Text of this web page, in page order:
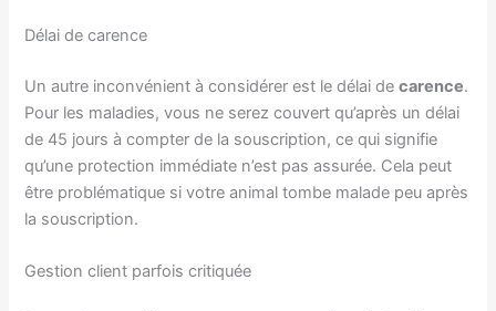
Délai de carence
Un autre inconvénient à considérer est le délai decarence.
Pour les maladies, vous ne serez couvert qu’après un délai
de 45 jours à compter de la souscription, ce qui signifie
qu’une protection immédiate n’est pas assurée. Cela peut
être problématique si votre animal tombe malade peu après
la souscription.
Gestion client parfois critiquée